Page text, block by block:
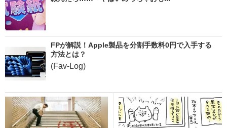
FPが解説！Apple製品を分割手数料0円で入手する
方法とは？
(Fav-Log)